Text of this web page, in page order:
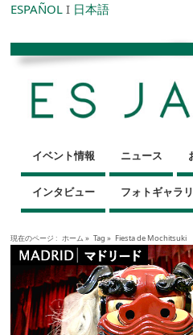
ESPAÑOL I 日本語
イベント情報 ニュース
インタビュー フォトギャラ
現在のページ : ホーム » Tag » Fiesta de Mochitsuki